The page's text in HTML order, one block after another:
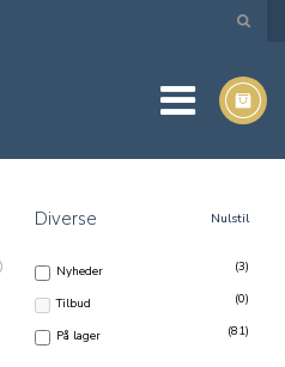
Diverse Nulstil
Nyheder (3)
Tilbud (0)
På lager (81)